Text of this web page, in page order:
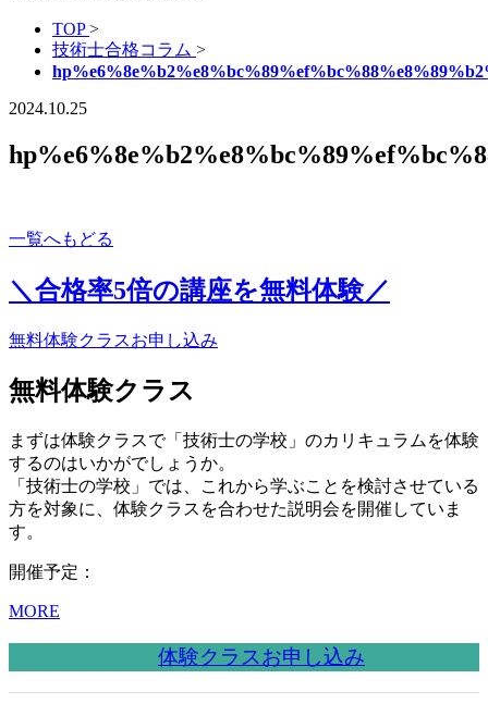
TOP >
技術士合格コラム >
2024.10.25
一覧へもどる
＼合格率5倍の講座を無料体験／
無料体験クラスお申し込み
無料体験クラス
まずは体験クラスで「技術士の学校」のカリキュラムを体験
するのはいかがでしょうか。
「技術士の学校」では、これから学ぶことを検討させている
方を対象に、体験クラスを合わせた説明会を開催していま
す。
開催予定：
MORE
体験クラスお申し込み